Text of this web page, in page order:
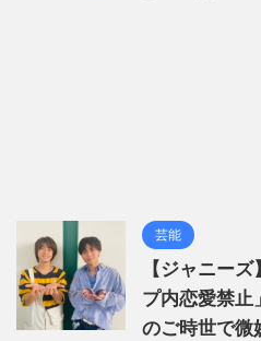
芸能
【ジャニー
プ内恋愛禁止
のご時世で微